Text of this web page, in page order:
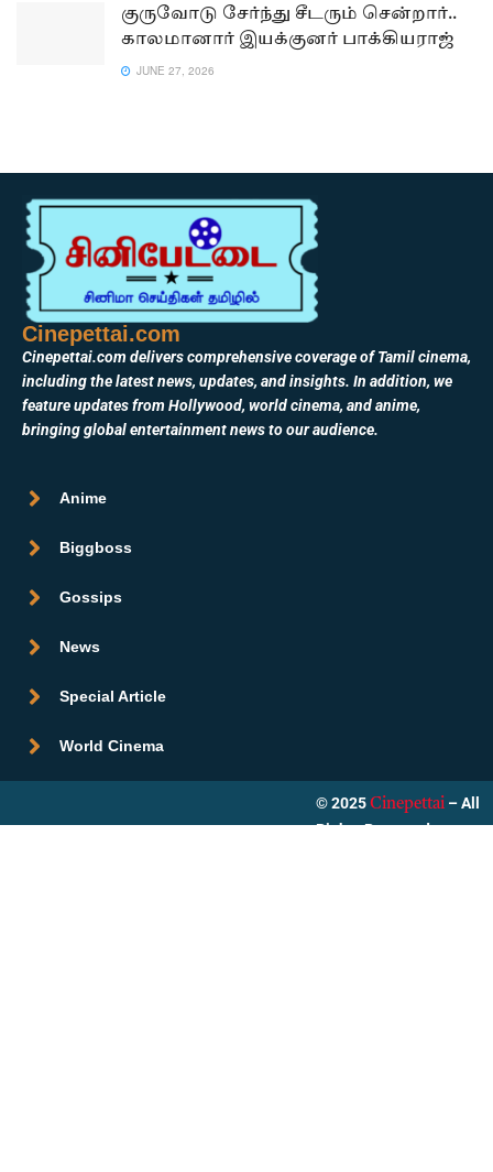
குருவோடு சேர்ந்து சீடரும் சென்றார்..
காலமானார் இயக்குனர் பாக்கியராஜ்
JUNE 27, 2026
Cinepettai.com
Cinepettai.com delivers comprehensive coverage of Tamil cinema,
including the latest news, updates, and insights. In addition, we
feature updates from Hollywood, world cinema, and anime,
bringing global entertainment news to our audience.
Anime
Biggboss
Gossips
News
Special Article
World Cinema
© 2025 Cinepettai – All
Rights Reserved